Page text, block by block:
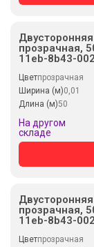
прозрачная,
11eb-8b43-
Цветпрозрачная
Ширина (м)0,01
Длина (м)50
На другом
складе
прозрачная,
11eb-8b43-
Цветпрозрачная